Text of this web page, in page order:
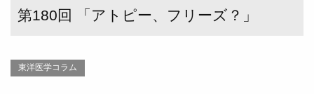
第180回 「アトピー、フリーズ？」
東洋医学コラム